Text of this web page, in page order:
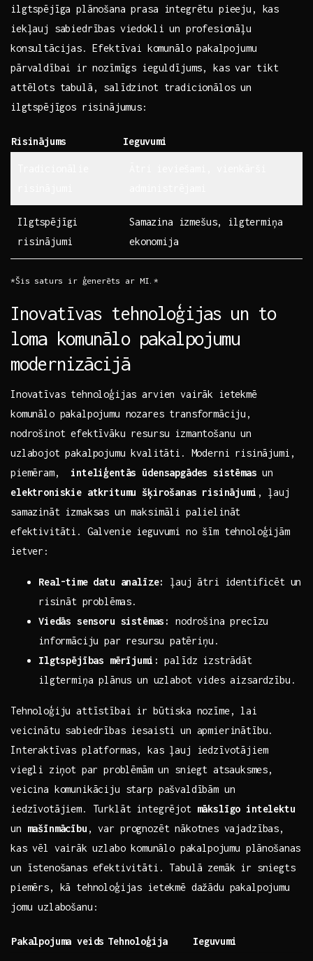
ilgtspējīga plānošana prasa integrētu pieeju, kas
iekļauj sabiedrības viedokli un ⁤profesionāļu
konsultācijas. ⁤Efektīvai ⁢komunālo pakalpojumu
pārvaldībai ir⁤ nozīmīgs ieguldījums,‍ kas⁤ var tikt
‍attēlots tabulā, salīdzinot tradicionālos un
⁣ilgtspējīgos risinājumus:
Risinājums Ieguvumi
Ilgtspējīgi
risinājumi
Samazina izmešus, ilgtermiņa
ekonomija
*Šis​ saturs ‌ir ģenerēts ar MI.*
Inovatīvas tehnoloģijas ⁤un to
loma komunālo pakalpojumu ​
modernizācijā
Inovatīvas tehnoloģijas arvien ‍vairāk ietekmē
komunālo​ pakalpojumu ‌nozares‌ transformāciju,
nodrošinot efektīvāku ‍resursu izmantošanu un
uzlabojot ‍pakalpojumu⁣ kvalitāti. Moderni risinājumi,
piemēram, ​ inteliģentās ūdensapgādes sistēmas ⁢un
elektroniskie atkritumu⁤ šķirošanas risinājumi ,⁢ ļauj ​
samazināt ‌izmaksas un maksimāli palielināt
efektivitāti. Galvenie ieguvumi no šīm tehnoloģijām
ietver: ​
Real-time datu analīze:
ļauj ātri identificēt un
⁤risināt ‍problēmas.
Viedās sensoru sistēmas:
nodrošina ​precīzu
informāciju par ⁣resursu⁢ patēriņu.
Ilgtspējības mērījumi: palīdz ‍izstrādāt
ilgtermiņa plānus un ‍uzlabot vides​ aizsardzību.
Tehnoloģiju attīstībai ir ‌būtiska nozīme, lai
veicinātu ​sabiedrības iesaisti un​ apmierinātību.⁤
Interaktīvas platformas, kas ļauj‍ iedzīvotājiem
viegli⁣ ziņot par problēmām ⁣un sniegt atsauksmes,
veicina komunikāciju starp pašvaldībām un
iedzīvotājiem. Turklāt integrējot mākslīgo intelektu
un mašīnmācību , var prognozēt nākotnes ⁣vajadzības,
kas vēl vairāk ⁣uzlabo⁣ komunālo‌ pakalpojumu plānošanas
un īstenošanas ‌efektivitāti. Tabulā zemāk‍ ir sniegts
piemērs, kā tehnoloģijas ietekmē dažādu pakalpojumu
jomu uzlabošanu:
Pakalpojuma veids Tehnoloģija Ieguvumi